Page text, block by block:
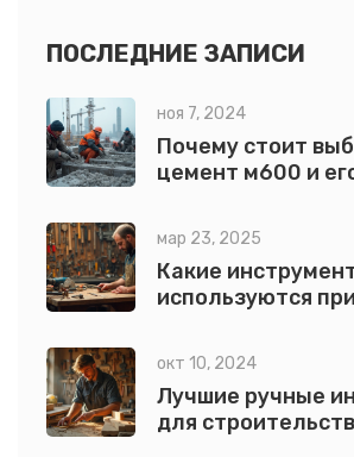
переплачивать и не рисковать
ПОСЛЕДНИЕ ЗАПИСИ
ноя 7, 2024
Почему стоит
цемент м600 и
мар 23, 2025
Какие
используются
окт 10, 2024
Лучшие ручные
для